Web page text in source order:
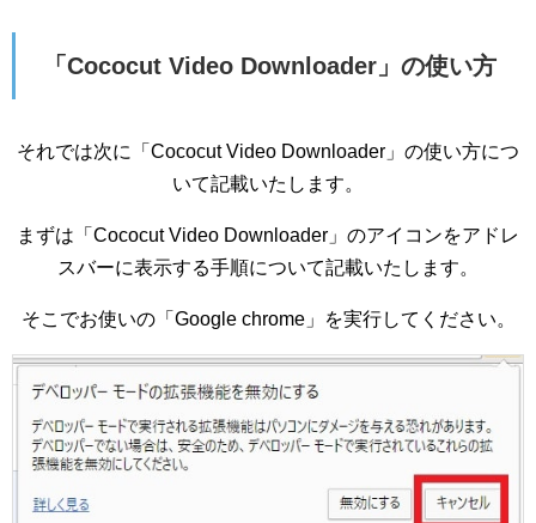
「Cococut Video Downloader」の使い方
それでは次に「Cococut Video Downloader」の使い方につ
いて記載いたします。
まずは「Cococut Video Downloader」のアイコンをアドレ
スバーに表示する手順について記載いたします。
そこでお使いの「Google chrome」を実行してください。